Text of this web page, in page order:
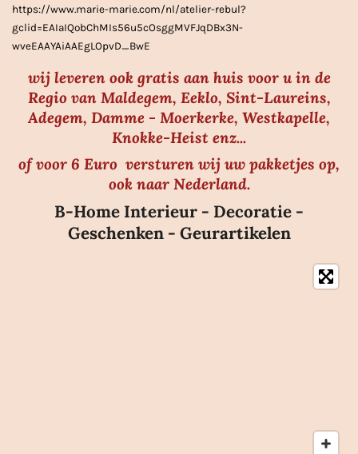
e
n
https://www.marie-marie.com/nl/atelier-rebul?
gclid=EAIaIQobChMIs56u5cOsggMVFJqDBx3N-
wveEAAYAiAAEgLOpvD_BwE
wij leveren ook gratis aan huis voor u in de
Regio van Maldegem, Eeklo, Sint-Laureins,
Adegem, Damme - Moerkerke, Westkapelle,
Knokke-Heist enz...
of voor 6 Euro versturen wij uw pakketjes op,
ook naar Nederland.
B-Home Interieur - Decoratie -
Geschenken - Geurartikelen